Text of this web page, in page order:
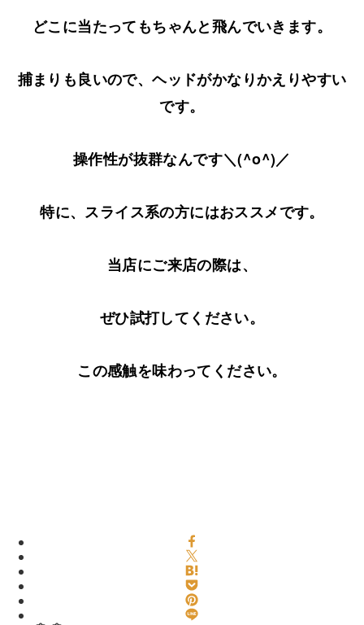
どこに当たってもちゃんと飛んでいきます。
捕まりも良いので、ヘッドがかなりかえりやすい
です。
操作性が抜群なんです＼(^o^)／
特に、スライス系の方にはおススメです。
当店にご来店の際は、
ぜひ試打してください。
この感触を味わってください。